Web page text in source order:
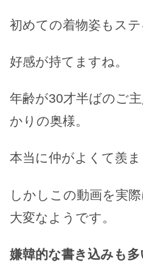
初めての着物姿もステ
好感が持てますね。
年齢が30才半ばのご
かりの奥様。
本当に仲がよくて羨ま
しかしこの動画を実
大変なようです。
嫌韓的な書き込みも多